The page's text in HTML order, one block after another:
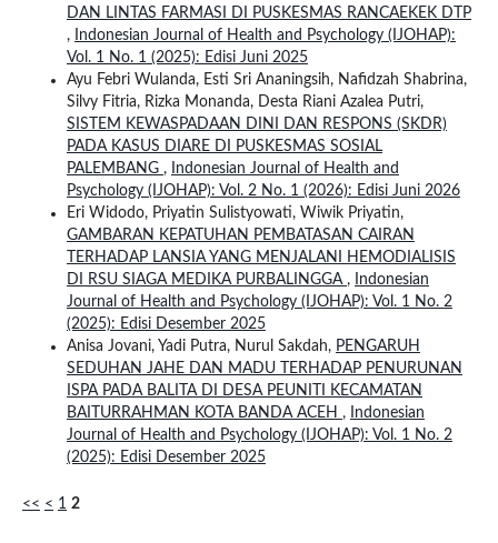
DAN LINTAS FARMASI DI PUSKESMAS RANCAEKEK DTP
,
Indonesian Journal of Health and Psychology (IJOHAP):
Vol. 1 No. 1 (2025): Edisi Juni 2025
Ayu Febri Wulanda, Esti Sri Ananingsih, Nafidzah Shabrina,
Silvy Fitria, Rizka Monanda, Desta Riani Azalea Putri,
SISTEM KEWASPADAAN DINI DAN RESPONS (SKDR)
PADA KASUS DIARE DI PUSKESMAS SOSIAL
PALEMBANG ,
Indonesian Journal of Health and
Psychology (IJOHAP): Vol. 2 No. 1 (2026): Edisi Juni 2026
Eri Widodo, Priyatin Sulistyowati, Wiwik Priyatin,
GAMBARAN KEPATUHAN PEMBATASAN CAIRAN
TERHADAP LANSIA YANG MENJALANI HEMODIALISIS
DI RSU SIAGA MEDIKA PURBALINGGA ,
Indonesian
Journal of Health and Psychology (IJOHAP): Vol. 1 No. 2
(2025): Edisi Desember 2025
Anisa Jovani, Yadi Putra, Nurul Sakdah, PENGARUH
SEDUHAN JAHE DAN MADU TERHADAP PENURUNAN
ISPA PADA BALITA DI DESA PEUNITI KECAMATAN
BAITURRAHMAN KOTA BANDA ACEH ,
Indonesian
Journal of Health and Psychology (IJOHAP): Vol. 1 No. 2
(2025): Edisi Desember 2025
<< < 1 2